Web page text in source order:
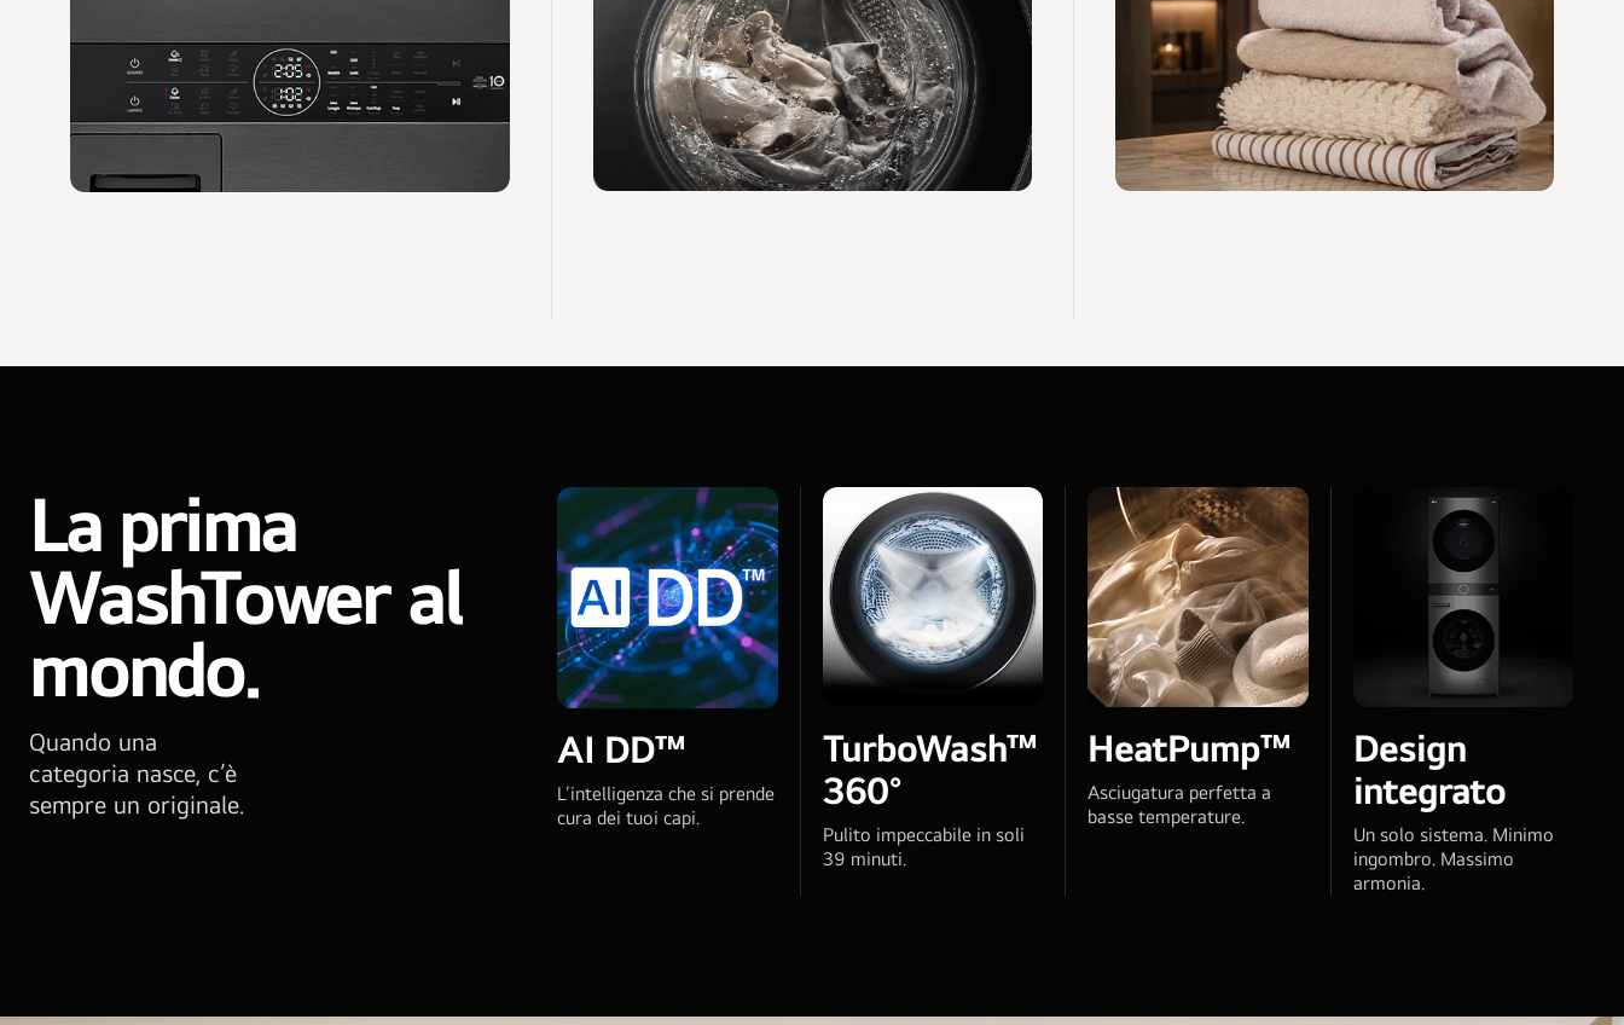
La prima
WashTower al
mondo.
Quando una
categoria nasce, c’è
sempre un originale.
AI DD™
L’intelligenza che si prende
cura dei tuoi capi.
TurboWash™
360°
Pulito impeccabile in soli
39 minuti.
HeatPump™
Asciugatura perfetta a
basse temperature.
Design
integrato
Un solo sistema. Minimo
ingombro. Massimo
armonia.